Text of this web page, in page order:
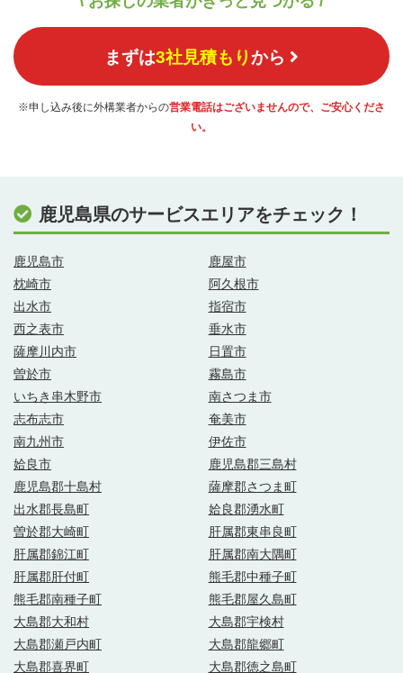
まずは3社見積もりから
※申し込み後に外構業者からの営業電話はございませんので、ご安心くださ
い。
鹿児島県のサービスエリアをチェック！
鹿児島市
鹿屋市
枕崎市
阿久根市
出水市
指宿市
西之表市
垂水市
薩摩川内市
日置市
曽於市
霧島市
いちき串木野市
南さつま市
志布志市
奄美市
南九州市
伊佐市
姶良市
鹿児島郡三島村
鹿児島郡十島村
薩摩郡さつま町
出水郡長島町
姶良郡湧水町
曽於郡大崎町
肝属郡東串良町
肝属郡錦江町
肝属郡南大隅町
肝属郡肝付町
熊毛郡中種子町
熊毛郡南種子町
熊毛郡屋久島町
大島郡大和村
大島郡宇検村
大島郡瀬戸内町
大島郡龍郷町
大島郡喜界町
大島郡徳之島町